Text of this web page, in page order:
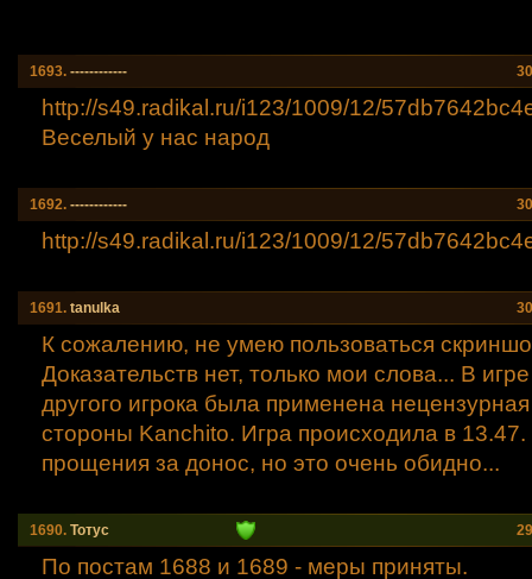
1693. ------------
http://s49.radikal.ru/i123/1009/12/57db7642bc4
Веселый у нас народ
1692. ------------
http://s49.radikal.ru/i123/1009/12/57db7642bc4
1691. tanulka
К сожалению, не умею пользоваться
Доказательств нет, только мои слова... В
другого игрока была применена
стороны Kanchito. Игра происходила в
прощения за донос, но это очень обидно...
1690. Тотус
По постам 1688 и 1689 - меры приняты.